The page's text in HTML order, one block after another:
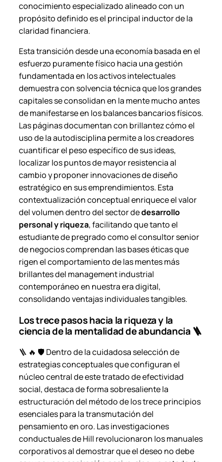
conocimiento especializado alineado con un
propósito definido es el principal inductor de la
claridad financiera.
Esta transición desde una economía basada en el
esfuerzo puramente físico hacia una gestión
fundamentada en los activos intelectuales
demuestra con solvencia técnica que los grandes
capitales se consolidan en la mente mucho antes
de manifestarse en los balances bancarios físicos.
Las páginas documentan con brillantez cómo el
uso de la autodisciplina permite a los creadores
cuantificar el peso específico de sus ideas,
localizar los puntos de mayor resistencia al
cambio y proponer innovaciones de diseño
estratégico en sus emprendimientos. Esta
contextualización conceptual enriquece el valor
del volumen dentro del sector dedesarrollo
personal y riqueza, facilitando que tanto el
estudiante de pregrado como el consultor senior
de negocios comprendan las bases éticas que
rigen el comportamiento de las mentes más
brillantes del management industrial
contemporáneo en nuestra era digital,
consolidando ventajas individuales tangibles.
Los trece pasos hacia la riqueza y la
ciencia de la mentalidad de abundancia 🪜
🪜 🔥 🛡️ Dentro de la cuidadosa selección de
estrategias conceptuales que configuran el
núcleo central de este tratado de efectividad
social, destaca de forma sobresaliente la
estructuración del método de los trece principios
esenciales para la transmutación del
pensamiento en oro. Las investigaciones
conductuales de Hill revolucionaron los manuales
corporativos al demostrar que el deseo no debe